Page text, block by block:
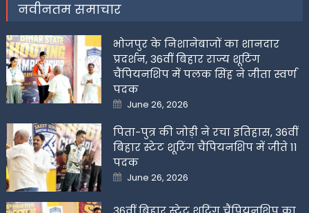
नवीनतम समाचार
भोजपुर के निशानेबाजों का शानदार
प्रदर्शन, 36वीं बिहार राज्य शूटिंग
चैंपियनशिप में पलक सिंह ने जीता स्वर्ण
पदक
Posted
on
June 26, 2026
पिता-पुत्र की जोड़ी ने रचा इतिहास, 36वीं
बिहार स्टेट शूटिंग चैंपियनशिप में जीते 11
पदक
Posted
on
June 26, 2026